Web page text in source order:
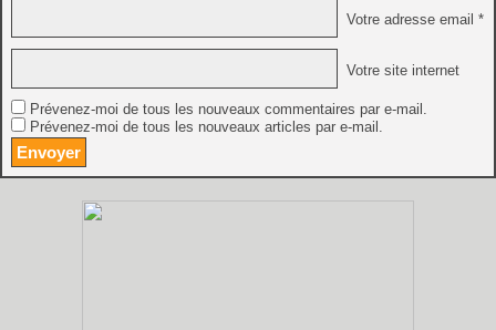
Votre adresse email *
Votre site internet
Prévenez-moi de tous les nouveaux commentaires par e-mail.
Prévenez-moi de tous les nouveaux articles par e-mail.